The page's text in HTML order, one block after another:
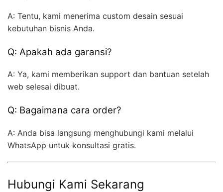
A: Tentu, kami menerima custom desain sesuai
kebutuhan bisnis Anda.
Q: Apakah ada garansi?
A: Ya, kami memberikan support dan bantuan setelah
web selesai dibuat.
Q: Bagaimana cara order?
A: Anda bisa langsung menghubungi kami melalui
WhatsApp untuk konsultasi gratis.
Hubungi Kami Sekarang